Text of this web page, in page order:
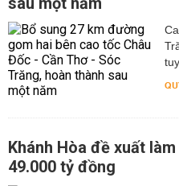
Khánh Hòa đề xuất
49.000 tỷ đồng